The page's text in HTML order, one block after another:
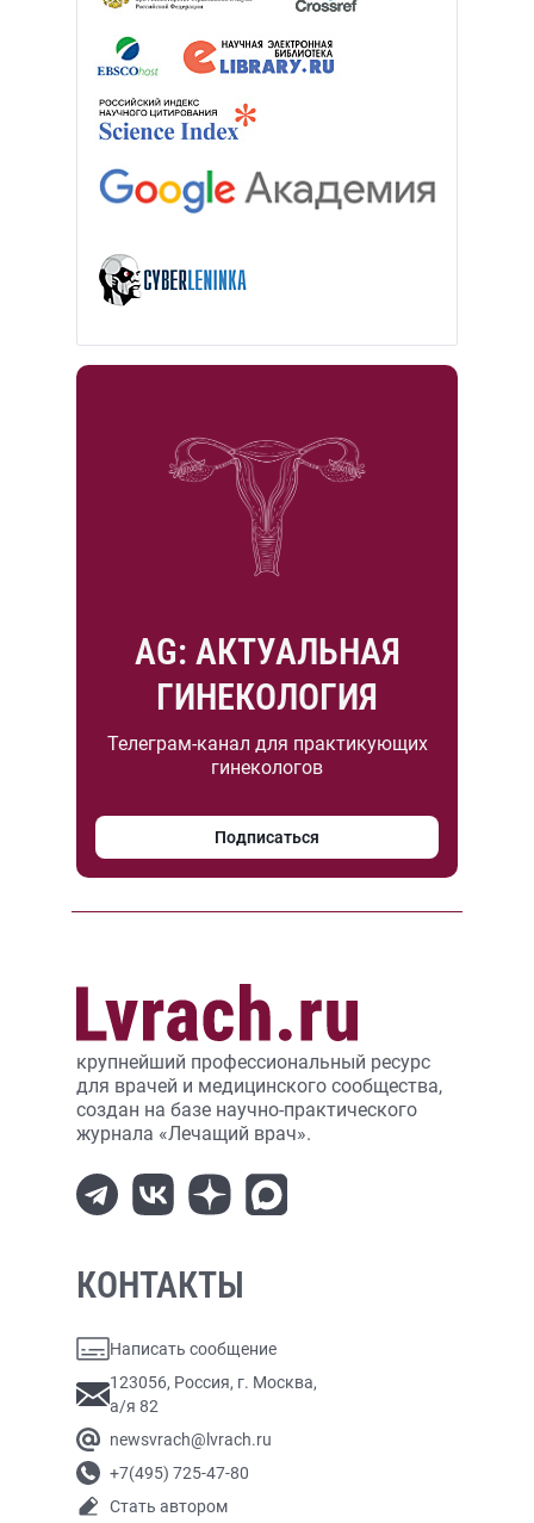
AG: АКТУАЛЬНАЯ
ГИНЕКОЛОГИЯ
Телеграм-канал для практикующих
гинекологов
Подписаться
крупнейший профессиональный ресурс
для врачей и медицинского сообщества,
создан на базе научно-практического
журнала «Лечащий врач».
КОНТАКТЫ
Написать сообщение
123056, Россия, г. Москва,
а/я 82
newsvrach@lvrach.ru
+7(495) 725-47-80
Стать автором